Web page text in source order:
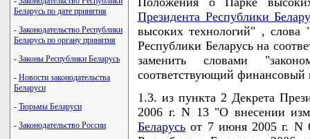
Беларусь по дате принятия
- Законодательство Республики
Беларусь по органу принятия
- Законы Республики Беларусь
- Новости законодательства
Беларуси
- Тюрьмы Беларуси
- Законодательство России
Президента Республики
высоких технологий" , слова
Республики Беларусь на
заменить словами
соответствующий финансовый
1.3. из пункта 2 Декрета
2006 г. N 13 "О внесении
Беларусь от 7 июня 2005 г. N